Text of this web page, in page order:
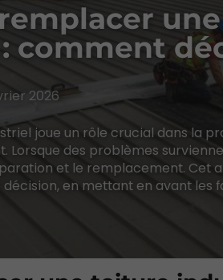
comment
2026
joue un rôle crucial dans la
Lorsque des problèmes
et le remplacement. Cet
en mettant en avant les